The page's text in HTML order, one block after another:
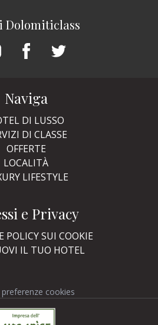
Dolomiticlass
Naviga
DI LUSSO
DI CLASSE
OFFERTE
LOCALITÀ
LIFESTYLE
e Privacy
POLICY SUI COOKIE
IL TUO HOTEL
preferenze cookies